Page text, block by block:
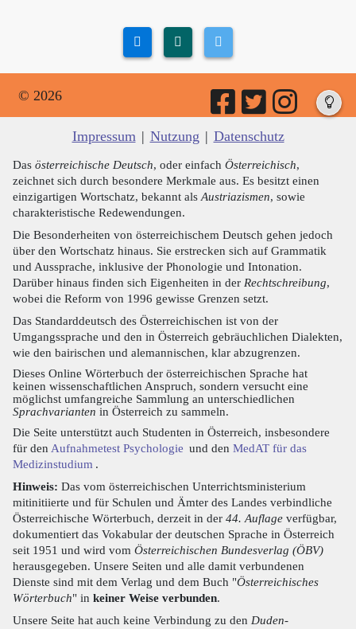
© 2026
Impressum | Nutzung | Datenschutz
Das österreichische Deutsch, oder einfach Österreichisch,
zeichnet sich durch besondere Merkmale aus. Es besitzt einen
einzigartigen Wortschatz, bekannt als Austriazismen, sowie
charakteristische Redewendungen.
Die Besonderheiten von österreichischem Deutsch gehen jedoch
über den Wortschatz hinaus. Sie erstrecken sich auf Grammatik
und Aussprache, inklusive der Phonologie und Intonation.
Darüber hinaus finden sich Eigenheiten in der Rechtschreibung,
wobei die Reform von 1996 gewisse Grenzen setzt.
Das Standarddeutsch des Österreichischen ist von der
Umgangssprache und den in Österreich gebräuchlichen Dialekten,
wie den bairischen und alemannischen, klar abzugrenzen.
Dieses Online Wörterbuch der österreichischen Sprache hat
keinen wissenschaftlichen Anspruch, sondern versucht eine
möglichst umfangreiche Sammlung an unterschiedlichen
Sprachvarianten in Österreich zu sammeln.
Die Seite unterstützt auch Studenten in Österreich, insbesondere
für den Aufnahmetest Psychologie und den MedAT für das
Medizinstudium .
Hinweis: Das vom österreichischen Unterrichtsministerium
mitinitiierte und für Schulen und Ämter des Landes verbindliche
Österreichische Wörterbuch, derzeit in der 44. Auflage verfügbar,
dokumentiert das Vokabular der deutschen Sprache in Österreich
seit 1951 und wird vom Österreichischen Bundesverlag (ÖBV)
herausgegeben. Unsere Seiten und alle damit verbundenen
Dienste sind mit dem Verlag und dem Buch "Österreichisches
Wörterbuch" in keiner Weise verbunden.
Unsere Seite hat auch keine Verbindung zu den Duden-